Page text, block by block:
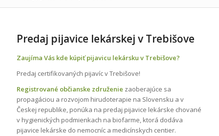
Predaj pijavice lekárskej v Trebišove
Zaujíma Vás kde kúpiť pijavicu lekársku v Trebišove?
Predaj certifikovaných pijavíc v Trebišove!
Registrované občianske združenie zaoberajúce sa
propagáciou a rozvojom hirudoterapie na Slovensku a v
Českej republike, ponúka na predaj pijavice lekárske chované
v hygienických podmienkach na biofarme, ktorá dodáva
pijavice lekárske do nemocníc a medicínskych centier.